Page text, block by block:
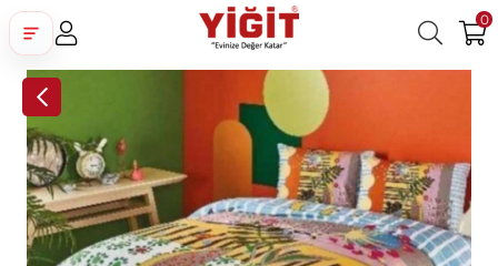
0
Facebook İle Bağlan
Google İle Bağlan